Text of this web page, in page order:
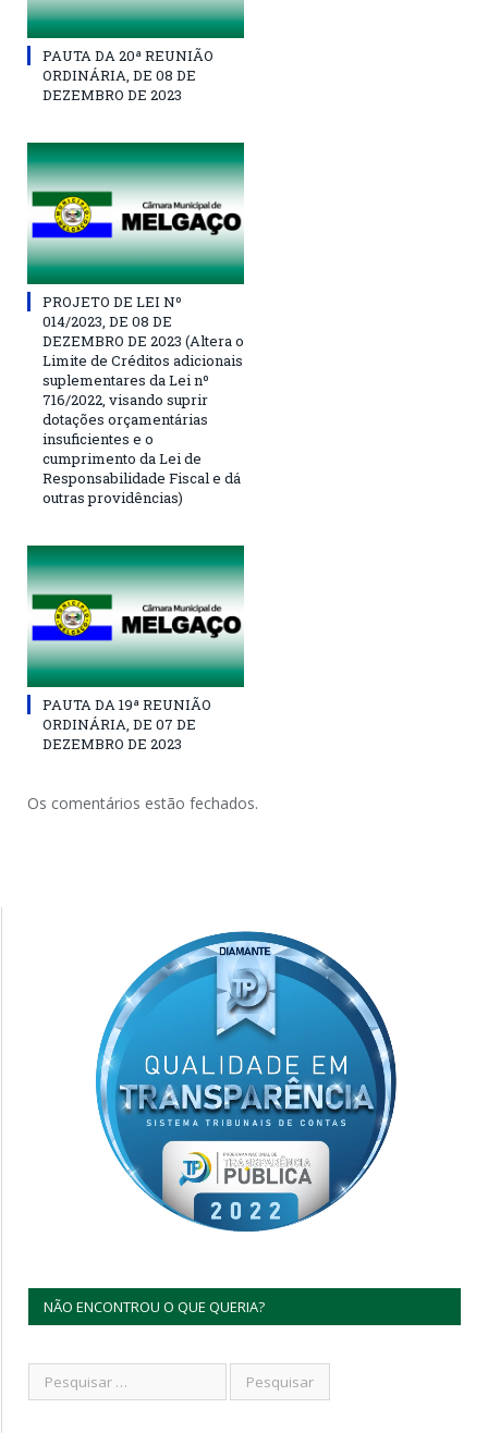
PAUTA DA 20ª REUNIÃO
ORDINÁRIA, DE 08 DE
DEZEMBRO DE 2023
PROJETO DE LEI Nº
014/2023, DE 08 DE
DEZEMBRO DE 2023 (Altera o
Limite de Créditos adicionais
suplementares da Lei nº
716/2022, visando suprir
dotações orçamentárias
insuficientes e o
cumprimento da Lei de
Responsabilidade Fiscal e dá
outras providências)
PAUTA DA 19ª REUNIÃO
ORDINÁRIA, DE 07 DE
DEZEMBRO DE 2023
Os comentários estão fechados.
NÃO ENCONTROU O QUE QUERIA?